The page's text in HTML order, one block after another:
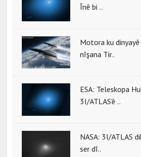
Înê bi ..
Motora ku dinyayê
nîşana Tir..
ESA: Teleskopa
3I/ATLAS’ê ..
NASA: 3I/ATLAS
ser dî..